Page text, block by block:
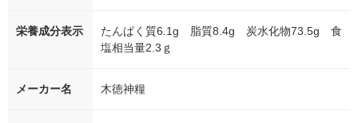
栄養成分表示
たんぱく質6.1g 脂質8.4g 炭水化物73.5g 食
塩相当量2.3ｇ
メーカー名 木徳神糧